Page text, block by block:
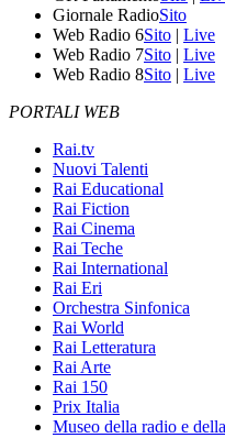
Giornale RadioSito
Web Radio 6Sito | Live
Web Radio 7Sito | Live
Web Radio 8Sito | Live
PORTALI WEB
Rai.tv
Nuovi Talenti
Rai Educational
Rai Fiction
Rai Cinema
Rai Teche
Rai International
Rai Eri
Orchestra Sinfonica
Rai World
Rai Letteratura
Rai Arte
Rai 150
Prix Italia
Museo della radio e